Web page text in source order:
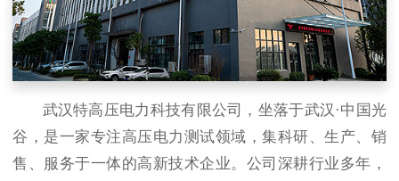
武汉特高压电力科技有限公司，坐落于武汉·中国光
谷，是一家专注高压电力测试领域，集科研、生产、销
售、服务于一体的高新技术企业。公司深耕行业多年，